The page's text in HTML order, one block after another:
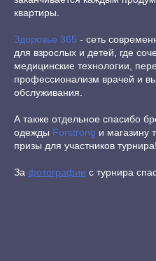
квартиры.
Здоровье 365 - сеть
для взрослых и детей, где
медицинские технологии,
профессионализм врачей и
обслуживания.
А также отдельное спасибо
одежды Forstrong и магазину
призы для участников турнира!
За фотографии с турнира